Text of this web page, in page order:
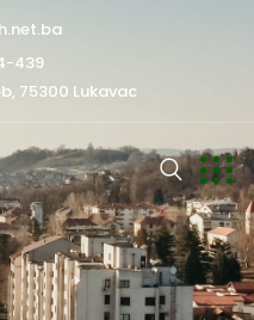
439
75300 Lukavac